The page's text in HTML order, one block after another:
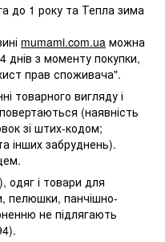
до 1 року та Тепла зима
mumami.com.ua можна
днів з моменту покупки,
прав споживача".
товарного вигляду і
(наявність
зі штих-кодом;
інших забруднень).
одяг і товари для
пелюшки, панчішно-
не підлягають